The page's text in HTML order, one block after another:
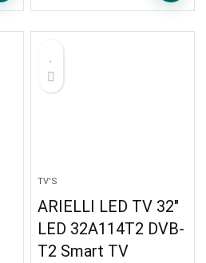
TV'S
ARIELLI LED TV 32″
LED 32A114T2 DVB-
T2 Smart TV